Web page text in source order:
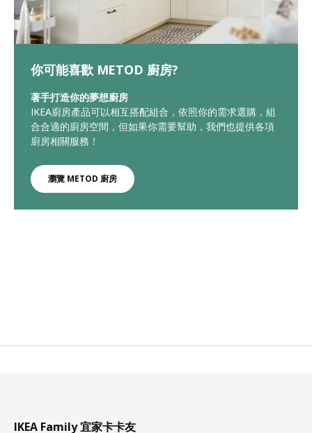
你可能喜歡 METOD 廚房?
著手打造你的夢想廚房
IKEA廚房產品可以相互搭配組合，依照你的需求選購，組
合合適的廚房空間，但如果你需要幫助，我們也提供各項
廚房相關服務！
瀏覽 METOD 廚房
IKEA Family 宜家卡卡友